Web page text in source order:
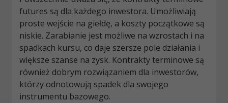
futures są dla każdego inwestora. Umożliwiają
proste wejście na giełdę, a koszty początkowe są
niskie. Zarabianie jest możliwe na wzrostach i na
spadkach kursu, co daje szersze pole działania i
większe szanse na zysk. Kontrakty terminowe są
również dobrym rozwiązaniem dla inwestorów,
którzy odnotowują spadek dla swojego
instrumentu bazowego.